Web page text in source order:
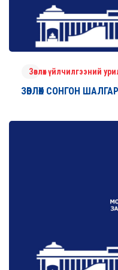
Зөвлөх үйлчилгээний
ЗӨВЛӨХ СОНГОН